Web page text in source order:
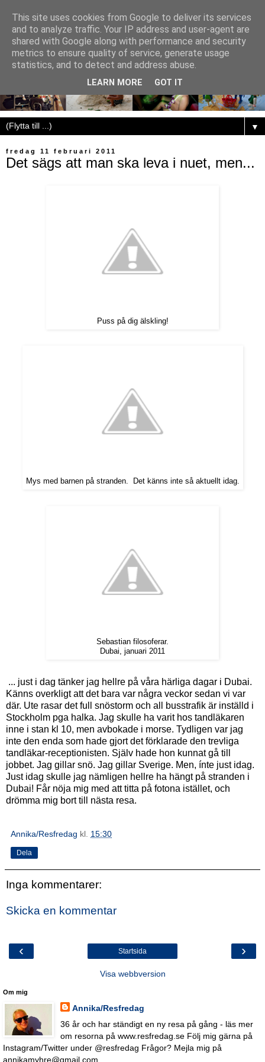
▼
fredag 11 februari 2011
Det sägs att man ska leva i nuet, men...
Puss på dig älskling!
Mys med barnen på stranden. Det känns inte så aktuellt idag.
Sebastian filosoferar.
Dubai, januari 2011
... just i dag tänker jag hellre på våra härliga dagar i Dubai.
Känns overkligt att det bara var några veckor sedan vi var
där. Ute rasar det full snöstorm och all busstrafik är inställd i
Stockholm pga halka. Jag skulle ha varit hos tandläkaren
inne i stan kl 10, men avbokade i morse. Tydligen var jag
inte den enda som hade gjort det förklarade den trevliga
tandläkar-receptionisten. Själv hade hon kunnat gå till
jobbet. Jag gillar snö. Jag gillar Sverige. Men, ínte just idag.
Just idag skulle jag nämligen hellre ha hängt på stranden i
Dubai! Får nöja mig med att titta på fotona istället, och
drömma mig bort till nästa resa.
Annika/Resfredag kl. 15:30
Dela
Inga kommentarer:
Skicka en kommentar
‹ ›
Startsida
Visa webbversion
Om mig
Annika/Resfredag
36 år och har ständigt en ny resa på gång - läs mer
om resorna på www.resfredag.se Följ mig gärna på
Instagram/Twitter under @resfredag Frågor? Mejla mig på
annikamyhre@gmail.com
This site uses cookies from Google to deliver its services
and to analyze traffic. Your IP address and user-agent are
shared with Google along with performance and security
metrics to ensure quality of service, generate usage
statistics, and to detect and address abuse.
LEARN MORE GOT IT